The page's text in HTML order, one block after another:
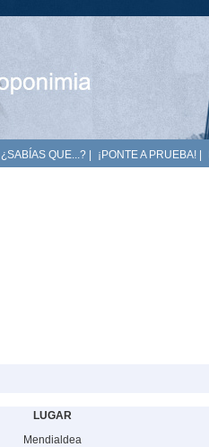
¿SABÍAS QUE...? ¡PONTE A PRUEBA!
LUGAR
Mendialdea